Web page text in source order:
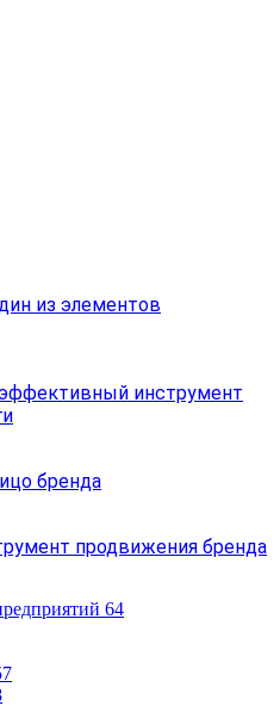
из элементов
инструмент
бренда
продвижения бренда
64